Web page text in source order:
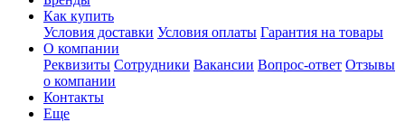
Как купить
Условия доставки Условия оплаты Гарантия на товары
О компании
Реквизиты Сотрудники Вакансии Вопрос-ответ Отзывы
о компании
Контакты
Еще